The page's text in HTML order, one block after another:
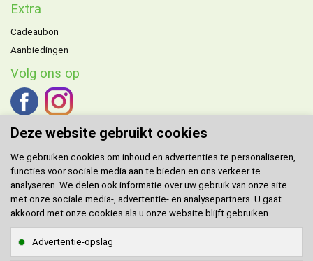
Extra
Cadeaubon
Aanbiedingen
Volg ons op
DOMENECHagent voor de Benelux.
Klantenservice
Sitemap
Deze website gebruikt cookies
We gebruiken cookies om inhoud en advertenties te personaliseren,
functies voor sociale media aan te bieden en ons verkeer te
analyseren. We delen ook informatie over uw gebruik van onze site
met onze sociale media-, advertentie- en analysepartners. U gaat
akkoord met onze cookies als u onze website blijft gebruiken.
Advertentie-opslag